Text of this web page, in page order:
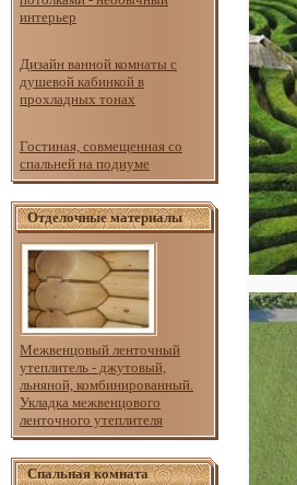
интерьер
Дизайн ванной комнаты с
душевой кабинкой в
прохладных тонах
Гостиная, совмещенная со
спальней на подиуме
Отделочные материалы
Межвенцовый ленточный
утеплитель - джутовый,
льняной, комбинированный.
Укладка межвенцового
ленточного утеплителя
Спальная комната